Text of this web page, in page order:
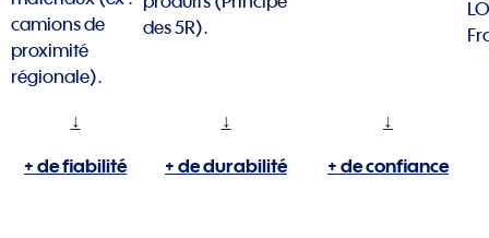
camions de
proximité
régionale).
des 5R).
↓
+ de fiabilité
↓
+ de durabilité
↓
+ de confiance